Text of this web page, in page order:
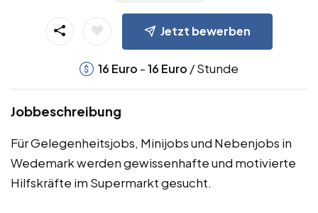
Jetzt bewerben
16 Euro -16 Euro / Stunde
Jobbeschreibung
Für Gelegenheitsjobs, Minijobs und Nebenjobs in
Wedemark werden gewissenhafte und motivierte
Hilfskräfte im Supermarkt gesucht.